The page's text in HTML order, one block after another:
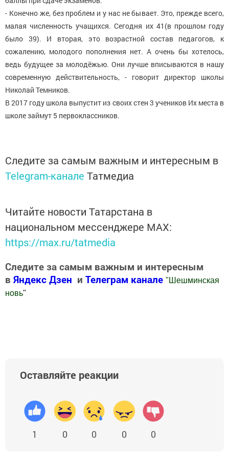
- Конечно же, без проблем и у нас не бывает. Это, прежде всего,
малая численность учащихся. Сегодня их 41(в прошлом году
было 39). И вторая, это возрастной состав педагогов, к
сожалению, молодого пополнения нет. А очень бы хотелось,
ведь будущее за молодёжью. Они лучше вписываются в нашу
современную действительность, - говорит директор школы
Николай Темников.
В 2017 году школа выпустит из своих стен 3 учеников Их места в
школе займут 5 первоклассников.
Следите за самым важным и интересным в
Telegram-канале Татмедиа
Читайте новости Татарстана в
национальном мессенджере MАХ:
https://max.ru/tatmedia
Следите за самым важным и интересным
в Яндекс Дзен и Телеграм канале " Шешминская
новь"
Оставляйте реакции
1 0 0 0 0